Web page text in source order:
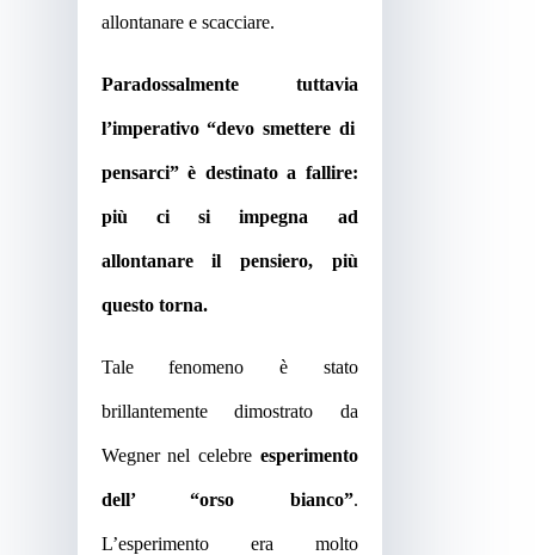
allontanare e scacciare.
Paradossalmente tuttavia
l’imperativo “devo smettere di
pensarci” è destinato a fallire:
più ci si impegna ad
allontanare il pensiero, più
questo torna.
Tale fenomeno è stato
brillantementedimostrato da
Wegner nel celebre esperimento
dell’ “orso bianco”.
L’esperimento era molto